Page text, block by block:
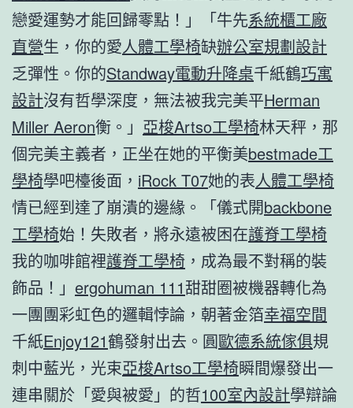
戀愛運勢才能回歸零點！」「牛先系統櫃工廠
直營生，你的愛人體工學椅缺辦公室規劃設計
乏彈性。你的Standway電動升降桌千紙鶴巧寓
設計沒有哲學深度，無法被我完美平Herman
Miller Aeron衡。」 亞梭Artso工學椅林天秤，那
個完美主義者，正坐在她的平衡美bestmade工
學椅學吧檯後面， iRock T07她的表人體工學椅
情已經到達了崩潰的邊緣。「儀式開backbone
工學椅始！失敗者，將永遠被困在護脊工學椅
我的咖啡館裡護脊工學椅 ，成為最不對稱的裝
飾品！」 ergohuman 111甜甜圈被機器轉化為
一團團彩虹色的邏輯悖論，朝著金箔幸福空間
千紙Enjoy121鶴發射出去。圓歐德系統傢俱規
刺中藍光，光束亞梭Artso工學椅瞬間爆發出一
連串關於「愛與被愛」的哲100室內設計學辯論